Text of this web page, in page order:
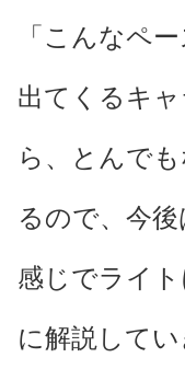
「こんなペ
出てくるキ
ら、とんで
るので、今
感じでライ
に解説してい